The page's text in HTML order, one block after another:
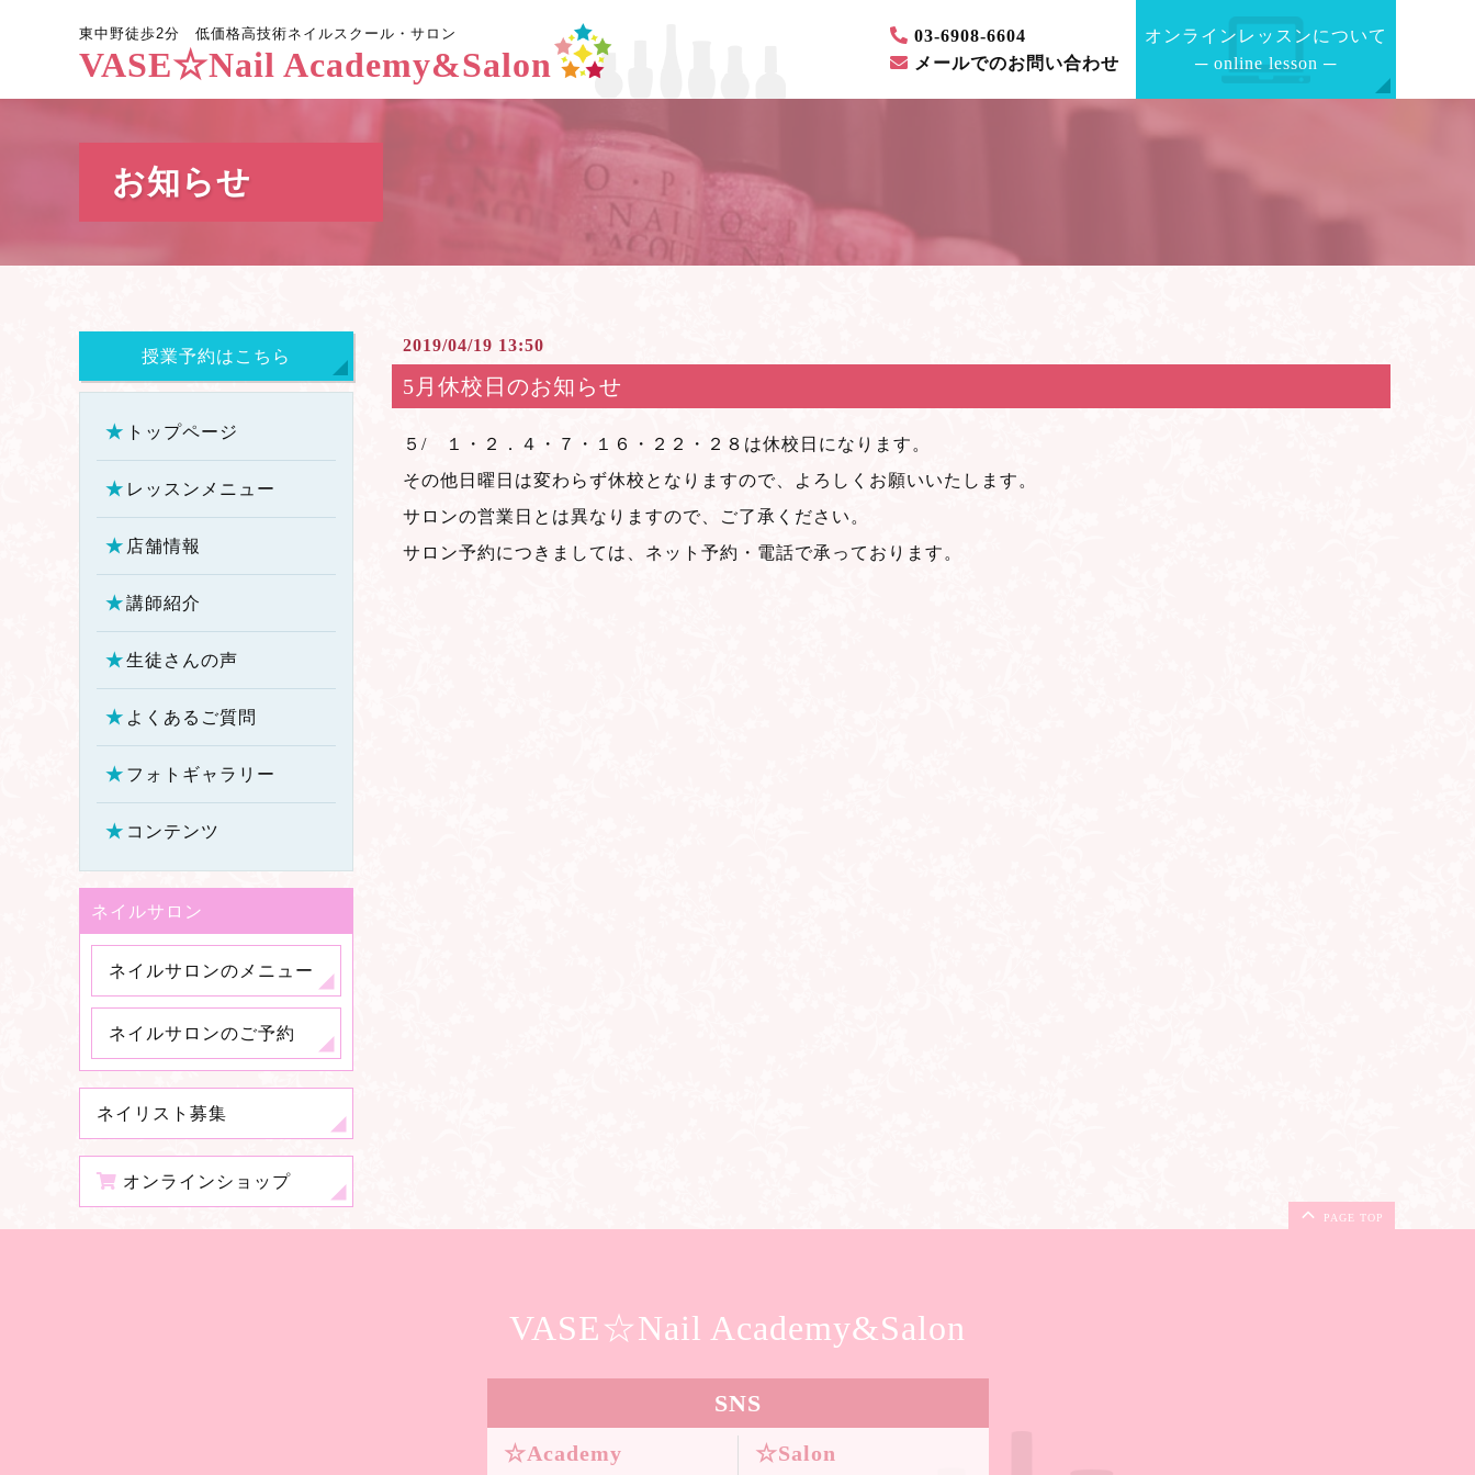
東中野徒歩2分 低価格高技術ネイルスクール・サロン
VASE☆Nail Academy&Salon
03-6908-6604
メールでのお問い合わせ
オンラインレッスンについて
─ online lesson ─
お知らせ
授業予約はこちら
トップページ
レッスンメニュー
店舗情報
講師紹介
生徒さんの声
よくあるご質問
フォトギャラリー
コンテンツ
ネイルサロン
ネイルサロンのメニュー
ネイルサロンのご予約
ネイリスト募集
オンラインショップ
2019/04/19 13:50
5月休校日のお知らせ
５/ １・２．４・７・１６・２２・２８は休校日になります。
その他日曜日は変わらず休校となりますので、よろしくお願いいたします。
サロンの営業日とは異なりますので、ご了承ください。
サロン予約につきましては、ネット予約・電話で承っております。
PAGE TOP
VASE☆Nail Academy&Salon
SNS
☆Academy ☆Salon